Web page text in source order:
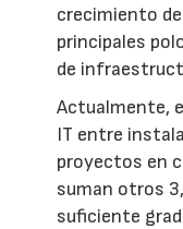
crecimiento
principales
de
Actualmente,
IT entre
proyectos en
suman otros
suficiente